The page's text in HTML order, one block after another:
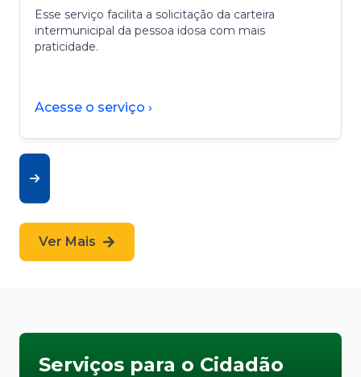
Esse serviço facilita a solicitação da carteira
intermunicipal da pessoa idosa com mais
praticidade.
Acesse o serviço ›
Ver Mais
Serviços para o Cidadão